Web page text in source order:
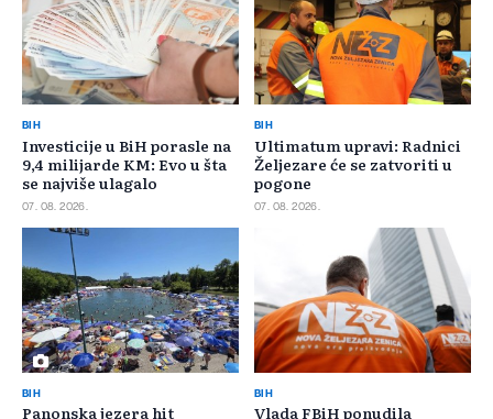
BIH
Investicije u BiH porasle na
9,4 milijarde KM: Evo u šta
se najviše ulagalo
07. 08. 2026.
BIH
Ultimatum upravi: Radnici
Željezare će se zatvoriti u
pogone
07. 08. 2026.
BIH
Panonska jezera hit
BIH
Vlada FBiH ponudila